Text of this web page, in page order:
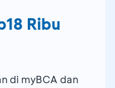
Ribu
di myBCA dan